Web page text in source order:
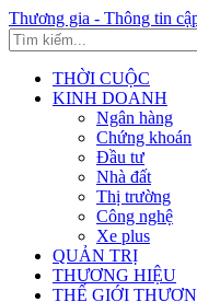
Thương gia - Thông tin
THỜI CUỘC
KINH DOANH
Ngân hàng
Chứng khoán
Đầu tư
Nhà đất
Thị trường
Công nghệ
Xe plus
QUẢN TRỊ
THƯƠNG HIỆU
THẾ GIỚI